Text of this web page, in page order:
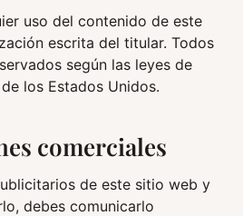
uso del contenido de este
escrita del titular. Todos
según las leyes de
los Estados Unidos.
comerciales
de este sitio web y
debes comunicarlo